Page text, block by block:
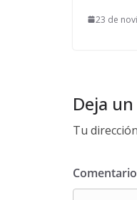
23 de
Deja
Tu
Comentario